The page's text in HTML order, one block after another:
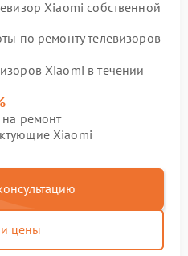
Xiaomi собственной
по ремонту телевизоров
Xiaomi в течении
ремонт
Xiaomi
цены